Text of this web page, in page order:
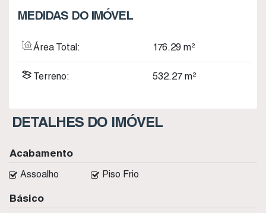
MEDIDAS DO IMÓVEL
Área Total: 176.29 m²
Terreno: 532.27 m²
DETALHES DO IMÓVEL
Básico
Acabamento
Assoalho Piso Frio